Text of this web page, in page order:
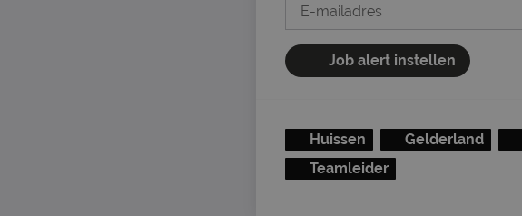
Job alert instellen
Huissen Gelderland
Teamleider